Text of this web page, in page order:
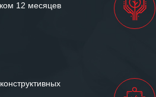
12 месяцев